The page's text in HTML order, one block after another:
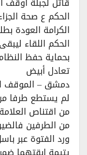
الحكم ع صحة
الكرامة العودة
الحكم اللقاء
بحماية حفظ
تعادل أبيض
دمشق – الموقف
لم يستطع طرفا
من اقتناص
من الطرفين
ورد الفتوة عبر